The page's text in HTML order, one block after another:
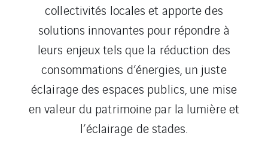
collectivités locales et apporte des
solutions innovantes pour répondre à
leurs enjeux tels que la réduction des
consommations d’énergies, un juste
éclairage des espaces publics, une mise
en valeur du patrimoine par la lumière et
l’éclairage de stades.